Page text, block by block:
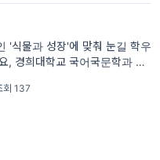
'식물과 성장'에 맞춰 눈길 학우
, 경희대학교 국어국문학과 창
를 바라며 매학기 독립문예지를
회 137